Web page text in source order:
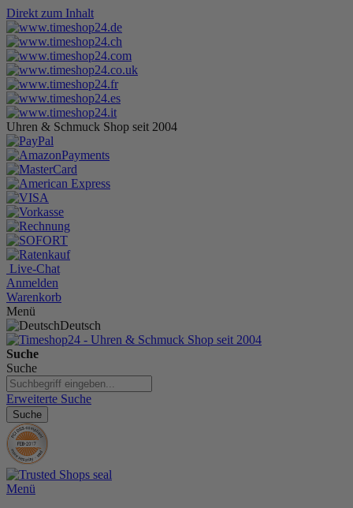
Direkt zum Inhalt
Uhren & Schmuck Shop seit 2004
Live-Chat
Anmelden
Warenkorb
Menü
Deutsch
Suche
Suche
Erweiterte Suche
Suche
Menü